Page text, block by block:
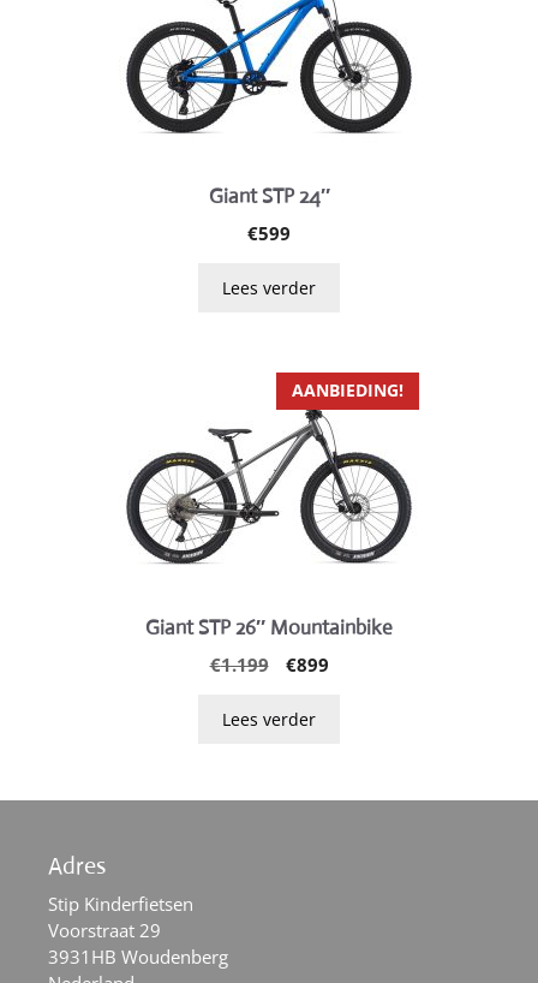
Giant STP 24″
€599
Lees verder
AANBIEDING!
Giant STP 26″ Mountainbike
€1.199
Oorspronkelijke
was:
€899Huidige
Lees verder
Adres
Stip Kinderfietsen
Voorstraat 29
3931HB Woudenberg